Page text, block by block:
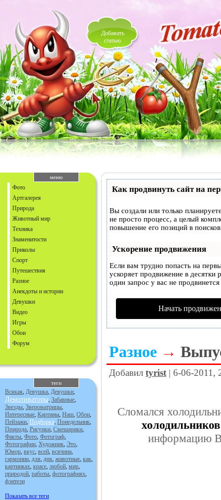
Добавить
статью
меню
Фото
Артгалерея
Природа
Животный мир
Техника
Знаменитости
Приколы
Спорт
Путешествия
Разное
Анекдоты и истории
Девушки
Видео
Игры
Обои
Форум
теги
Всякая, Девушка, Девушки,
Демотиваторы, Забавные,
Звезды, Звероматрицы,
Интересные, Картины, Наш, Обои,
Пейзажи, Подборка, Понедельник,
Природа, Рисунки, Смешарики,
Факты, Фото, Фотограф,
Фотографии, Художник, Это,
Юмор, вкус, всей, всячина,
гармонии, для, дня, животные, как,
картинках, красе, любой, мир,
природой, работы, фотографиях,
фэнтези
Показать все теги
Как продвинуть сайт на
Вы создали или только
не просто процесс, а целый
повышение его позиций в
Ускорение продвижения
Если вам трудно попасть на
ускоряет продвижение в десятки
один запрос у вас не
Начать
Разное →
Добавил tyrist | 6-06-
Сломался
информацию